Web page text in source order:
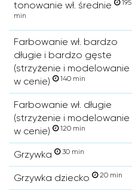
tonowanie wł. średnie
195
min
Farbowanie wł. bardzo
długie i bardzo gęste
(strzyżenie i modelowanie
w cenie)
140 min
Farbowanie wł. długie
(strzyżenie i modelowanie
w cenie)
120 min
Grzywka 30 min
Grzywka dziecko 20 min